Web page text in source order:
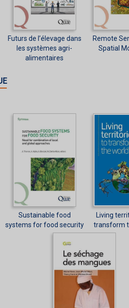
Futurs de l’élevage dans
les systèmes agri-
alimentaires
Remote
Spatial
Sustainable food
systems for food security
Living
transform